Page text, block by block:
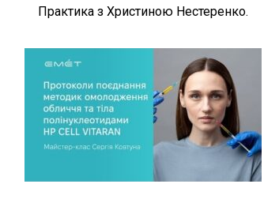
Практика з Христиною Нестеренко.